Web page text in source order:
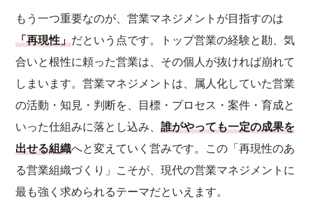
もう一つ重要なのが、営業マネジメントが目指すのは
「再現性」だという点です。トップ営業の経験と勘、気
合いと根性に頼った営業は、その個人が抜ければ崩れて
しまいます。営業マネジメントは、属人化していた営業
の活動・知見・判断を、目標・プロセス・案件・育成と
いった仕組みに落とし込み、誰がやっても一定の成果を
出せる組織へと変えていく営みです。この「再現性のあ
る営業組織づくり」こそが、現代の営業マネジメントに
最も強く求められるテーマだといえます。